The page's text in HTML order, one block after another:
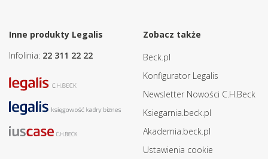
Inne produkty Legalis
Infolinia: 22 311 22 22
Zobacz także
Beck.pl
Konfigurator Legalis
Newsletter Nowości C.H.Beck
Ksiegarnia.beck.pl
Akademia.beck.pl
Ustawienia cookie